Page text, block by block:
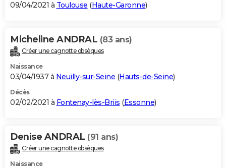
09/04/2021 à Toulouse (Haute-Garonne)
Micheline ANDRAL (83 ans)
Créer une cagnotte obsèques
Naissance
03/04/1937 à Neuilly-sur-Seine (Hauts-de-Seine)
Décès
02/02/2021 à Fontenay-lès-Briis (Essonne)
Denise ANDRAL (91 ans)
Créer une cagnotte obsèques
Naissance